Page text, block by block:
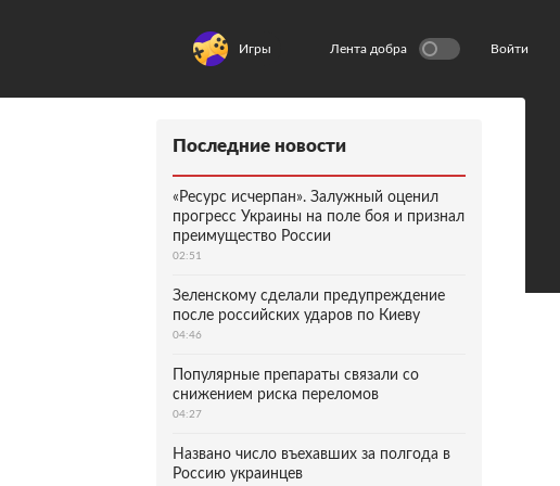
Игры Лента добра Войти
Последние новости
«Ресурс исчерпан». Залужный оценил
прогресс Украины на поле боя и признал
преимущество России
02:51
Зеленскому сделали предупреждение
после российских ударов по Киеву
04:46
Популярные препараты связали со
снижением риска переломов
04:27
Названо число въехавших за полгода в
Россию украинцев